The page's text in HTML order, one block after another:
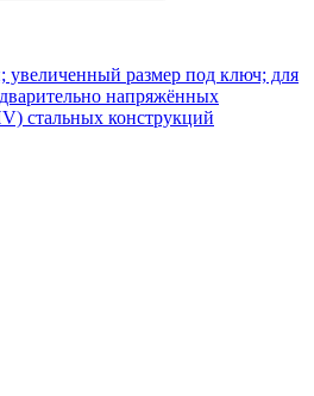
увеличенный размер под ключ; для
напряжённых
стальных конструкций